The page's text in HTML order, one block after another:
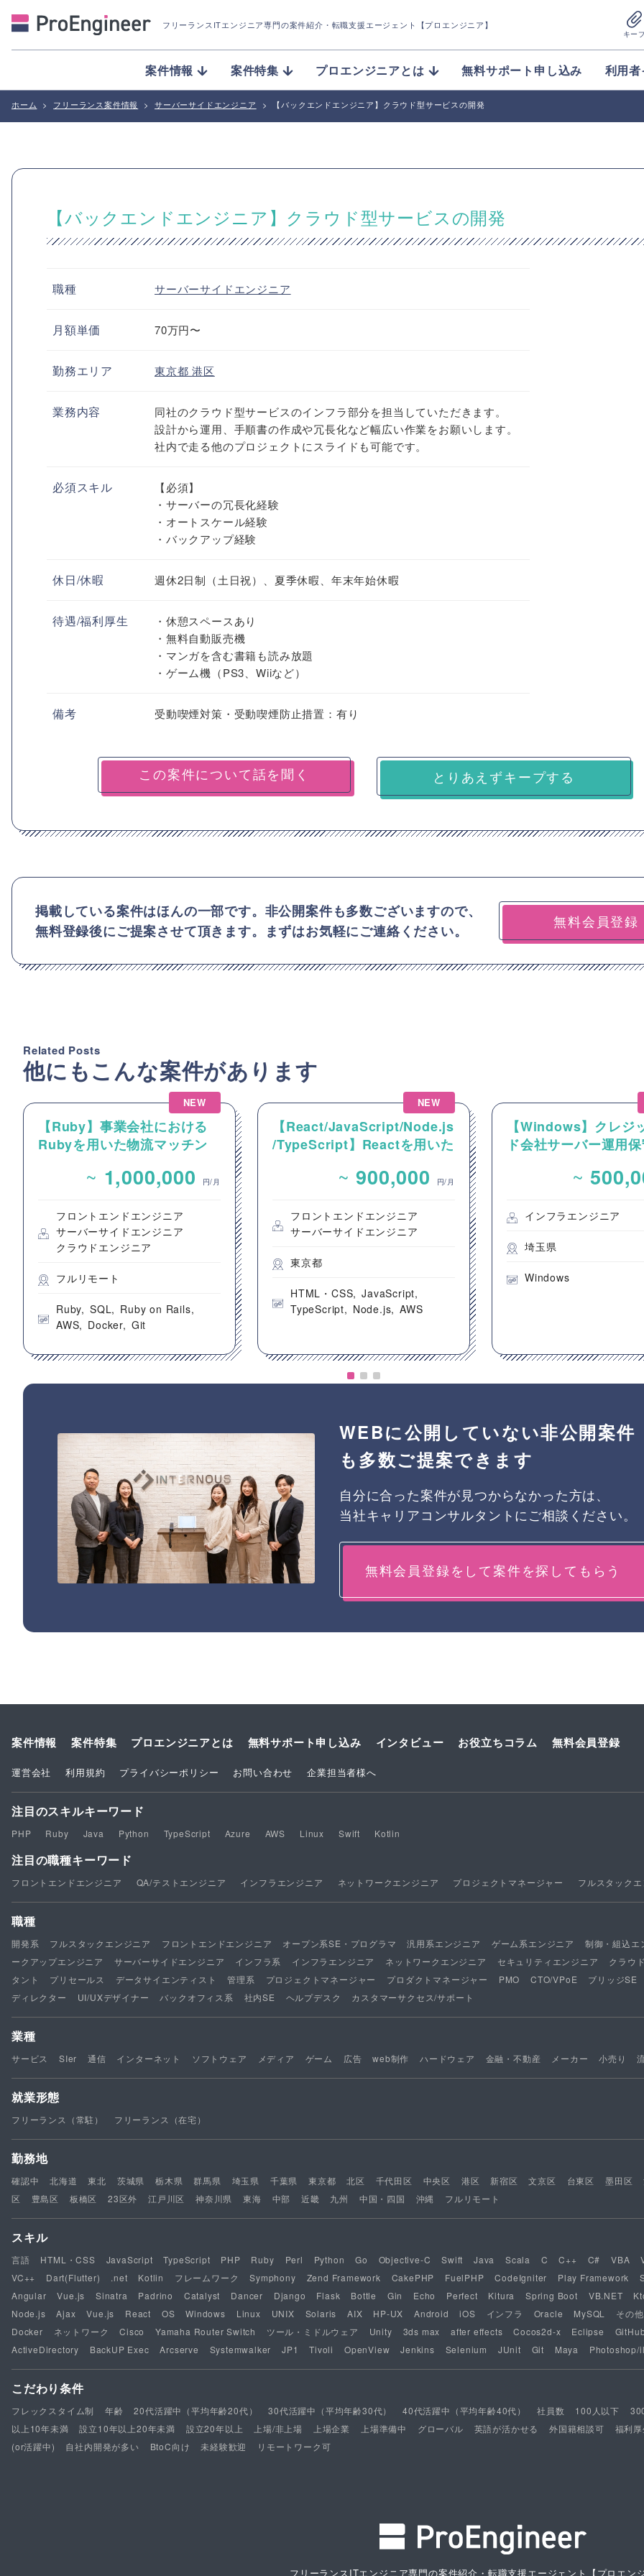
フリーランスITエンジニア専門の案件紹介 ・転職支援エージェント【プロエンジニア】
キー
案件情報 案件特集 プロエンジニアとは 無料サポート申し込み 利用
ホーム > フリーランス案件情報 > サーバーサイドエンジニア > 【バックエンドエンジニア】クラウド型サービスの開発
【バックエンドエンジニア】クラウド型サービスの開発
職種 サーバーサイドエンジニア
月額単価 70万円〜
勤務エリア 東京都港区
業務内容
同社のクラウド型サービスのインフラ部分を担当していただきます。
設計から運用、手順書の作成や冗長化など幅広い作業をお願いします。
社内で走る他のプロジェクトにスライドも可能です。
必須スキル
【必須】
・サーバーの冗長化経験
・オートスケール経験
・バックアップ経験
休日/休暇 週休2日制（土日祝）、夏季休暇、年末年始休暇
待遇/福利厚生
・休憩スペースあり
・無料自動販売機
・マンガを含む書籍も読み放題
・ゲーム機（PS3、Wiiなど）
備考 受動喫煙対策・受動喫煙防止措置：有り
とりあえずキープする
掲載している案件はほんの一部です。非公開案件も多数ございますので、
無料登録後にご提案させて頂きます。まずはお気軽にご連絡ください。
無料会員登録
Related Posts
他にもこんな案件があります
NEW
【Ruby】事業会社における
Rubyを用いた物流マッチン
エンドエンジニア募集
~ 1,000,000 円/月
フロントエンドエンジニア
サーバーサイドエンジニア
クラウドエンジニア
フルリモート
Ruby SQL
Ruby on Rails
AWS
Docker Git
NEW
【React/JavaScript/Node.js
/TypeScript】Reactを用いた
のフロントエンド開発案件
~ 900,000 円/月
フロントエンドエンジニア
サーバーサイドエンジニア
東京都
HTML・CSS
JavaScript
TypeScript
Node.js AWS
【Windows】クレジ
ド会社サーバー運用
~
インフラエンジニア
埼玉県
Windows
WEBに公開していない非公開案件
も多数ご提案できます
自分に合った案件が見つからなかった方は、
当社キャリアコンサルタントにご相談ください。
無料会員登録をして案件を探してもらう
案件情報 案件特集 プロエンジニアとは 無料サポート申し込み インタビュー お役立ちコラム 無料会員登録
運営会社 利用規約 プライバシーポリシー お問い合わせ 企業担当者様へ
注目のスキルキーワード
PHP Ruby Java Python TypeScript Azure AWS Linux Swift Kotlin
注目の職種キーワード
フロントエンドエンジニア QA/テストエンジニア インフラエンジニア ネットワークエンジニア プロジェクトマネージャー フルスタック
職種
開発系 フルスタックエンジニア フロントエンドエンジニア オープン系SE・プログラマ 汎用系エンジニア ゲーム系エンジニア
制御・組込エ
ークアップエンジニア
サーバーサイドエンジニア インフラ系 インフラエンジニア ネットワークエンジニア セキュリティエンジニア
クラウ
タント
プリセールス データサイエンティスト 管理系 プロジェクトマネージャー プロダクトマネージャー PMO CTO/VPoE
ブリッジSE
ディレクター
UI/UXデザイナー バックオフィス系 社内SE ヘルプデスク カスタマーサクセス/サポート
業種
サービス SIer 通信 インターネット ソフトウェア メディア ゲーム 広告 web制作 ハードウェア 金融・不動産 メーカー 小売り
就業形態
フリーランス（常駐） フリーランス（在宅）
勤務地
確認中 北海道 東北 茨城県 栃木県 群馬県 埼玉県 千葉県 東京都 北区 千代田区 中央区 港区 新宿区 文京区 台東区 墨田区
区
豊島区 板橋区 23区外 江戸川区 神奈川県 東海 中部 近畿 九州 中国・四国 沖縄 フルリモート
スキル
言語 HTML・CSS JavaScript TypeScript PHP Ruby Perl Python Go Objective-C Swift Java Scala C C++ C# VBA
VC++
Dart(Flutter) .net Kotlin フレームワーク Symphony Zend Framework CakePHP FuelPHP CodeIgniter Play Framework
Angular
Vue.js Sinatra Padrino Catalyst Dancer Django Flask Bottle Gin Echo Perfect Kitura Spring Boot VB.NET
Node.js
Ajax Vue.js React OS Windows Linux UNIX Solaris AIX HP-UX Android iOS インフラ Oracle MySQL
その他
Docker
ネットワーク Cisco Yamaha Router Switch ツール・ミドルウェア Unity 3ds max after effects Cocos2d-x Eclipse
ActiveDirectory
BackUP Exec Arcserve Systemwalker JP1 Tivoli OpenView Jenkins Selenium JUnit Git Maya Photoshop/
こだわり条件
フレックスタイム制 年齢 20代活躍中（平均年齢20代） 30代活躍中（平均年齢30代） 40代活躍中（平均年齢40代） 社員数 100人以下
以上10年未満
設立10年以上20年未満 設立20年以上 上場/非上場 上場企業 上場準備中 グローバル 英語が活かせる 外国籍相談可
福利
(or活躍中)
自社内開発が多い BtoC向け 未経験歓迎 リモートワーク可
フリーランスITエンジニア専門の案件紹介・転職支援エージェント 【プロエン